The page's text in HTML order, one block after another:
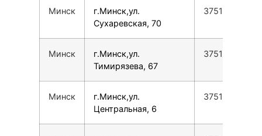
Минск
г.Минск,ул.
Сухаревская, 70
Минск
г.Минск,ул.
Тимирязева, 67
Минск
г.Минск,ул.
Центральная, 6